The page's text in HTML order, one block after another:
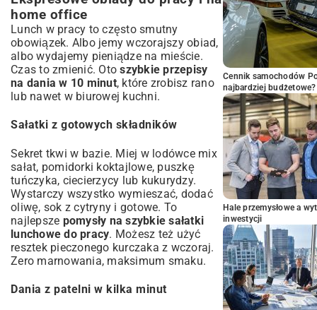
home office
Lunch w pracy to często smutny
obowiązek. Albo jemy wczorajszy obiad,
albo wydajemy pieniądze na mieście.
Czas to zmienić. Otoszybkie przepisy
na dania w 10 minut, które zrobisz rano
lub nawet w biurowej kuchni.
Sałatki z gotowych składników
Sekret tkwi w bazie. Miej w lodówce mix
sałat, pomidorki koktajlowe, puszkę
tuńczyka, ciecierzycy lub kukurydzy.
Wystarczy wszystko wymieszać, dodać
oliwę, sok z cytryny i gotowe. To
najlepsze pomysły na szybkie sałatki
lunchowe do pracy. Możesz też użyć
resztek pieczonego kurczaka z wczoraj.
Zero marnowania, maksimum smaku.
Dania z patelni w kilka minut
Cennik samochodów
najbardziej budżetowe?
Hale przemysłowe a
inwestycji